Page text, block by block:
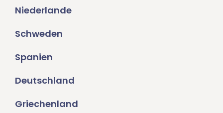
Niederlande
Schweden
Spanien
Deutschland
Griechenland